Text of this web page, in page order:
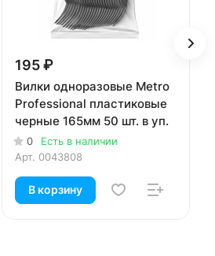
195 ₽
Вилки одноразовые Metro
Professional пластиковые
черные 165мм 50 шт. в уп.
0
Есть в наличии
Арт. 0043808
В корзину